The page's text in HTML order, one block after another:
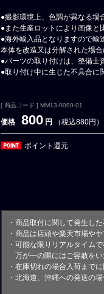
●撮影環境上、色調が異なる場
●また生産ロットにより画像と
●海外輸入品となりますので輸
本体を改造又は分解された場
●パーツの取り付けは、整備士
●取り付け中に生じた不具合に
[ 商品コード ] MM13-0090-01
価格 800 円 （税込880円）
ポイント還元
・商品取付に関して発生し
・商品は店頭や楽天市場や
・可能な限りリアルタイム
万が一の際にはご容赦をい
・在庫切れの場合入荷まで
・北海道、沖縄への発送の